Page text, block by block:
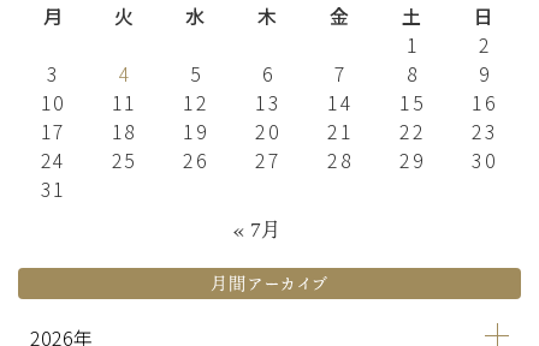
月
火 水 木 金 土
日
1
2
3
4 5 6 7 8
9
10
11 12 13 14 15
16
17
18 19 20 21 22
23
24
25 26 27 28 29
30
31
« 7月
月間アーカイブ
2026